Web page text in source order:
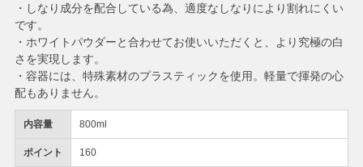
内容量 800ml
ポイント 160
・しなり成分を配合している為、適度なしなりにより割れにくい
です。
・ホワイトパウダーと合わせてお使いいただくと、より究極の白
さを実現します。
・容器には、特殊素材のプラスティックを使用。軽量で揮発の心
配もありません。